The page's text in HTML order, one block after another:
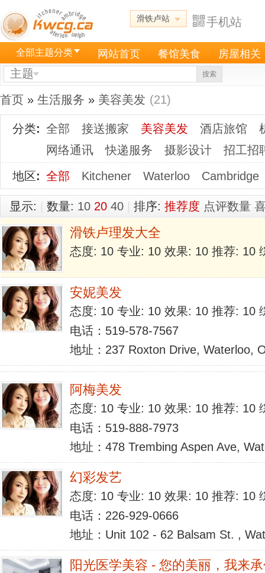
滑铁卢站 手机站
全部主题分类 网站首页 餐馆美食 房屋相关
主题 搜索
首页 » 生活服务 » 美容美发 (21)
分类: 全部 接送搬家 美容美发 酒店旅馆
网络通讯
快递服务 摄影设计
招工招
地区: 全部 Kitchener Waterloo Cambridge
显示: 数量: 10 20 40 排序: 推荐度 点评数量
滑铁卢理发大全
态度: 10 专业: 10 效果: 10 推荐: 10
安妮美发
态度: 10 专业: 10 效果: 10 推荐: 10
电话：519-578-7567
地址：237 Roxton Drive, Waterloo,
阿梅美发
态度: 10 专业: 10 效果: 10 推荐: 10
电话：519-888-7973
地址：478 Trembing Aspen Ave,
幻彩发艺
态度: 10 专业: 10 效果: 10 推荐: 10
电话：226-929-0666
地址：Unit 102 - 62 Balsam St. ,
阳光医学美容 - 您的美丽，我来